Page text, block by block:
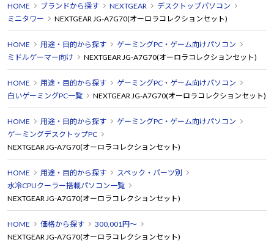
HOME ブランドから探す NEXTGEAR
デスクトップパソコン
ミニタワー
NEXTGEAR JG-A7G70(オーロラコレクションセット)
HOME 用途・目的から探す
ゲーミングPC・ゲーム向けパソコン
ミドルゲーマー向け
NEXTGEAR JG-A7G70(オーロラコレクションセット)
HOME 用途・目的から探す
ゲーミングPC・ゲーム向けパソコン
白いゲーミングPC一覧
NEXTGEAR JG-A7G70(オーロラコレクションセット)
HOME 用途・目的から探す
ゲーミングPC・ゲーム向けパソコン
ゲーミングデスクトップPC
NEXTGEAR JG-A7G70(オーロラコレクションセット)
HOME 用途・目的から探す
スペック・パーツ別
水冷CPUクーラー搭載パソコン一覧
NEXTGEAR JG-A7G70(オーロラコレクションセット)
HOME 価格から探す
300,001円～
NEXTGEAR JG-A7G70(オーロラコレクションセット)